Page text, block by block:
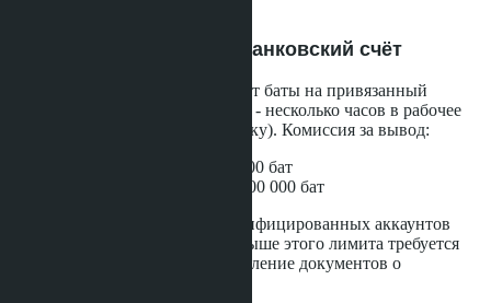
Шаг 6: Вывод батов на банковский счёт
Bitkub автоматически отправляет баты на привязанный
банковский счёт. Срок перевода - несколько часов в рабочее
время (с 9:00 до 16:00 по Бангкоку). Комиссия за вывод:
10 бат - для сумм до 100 000 бат
25 бат - для сумм свыше 100 000 бат
Дневной лимит вывода для верифицированных аккаунтов
KYC-2 - 2 млн бат. Для сумм свыше этого лимита требуется
верификация KYC-3 (предоставление документов о